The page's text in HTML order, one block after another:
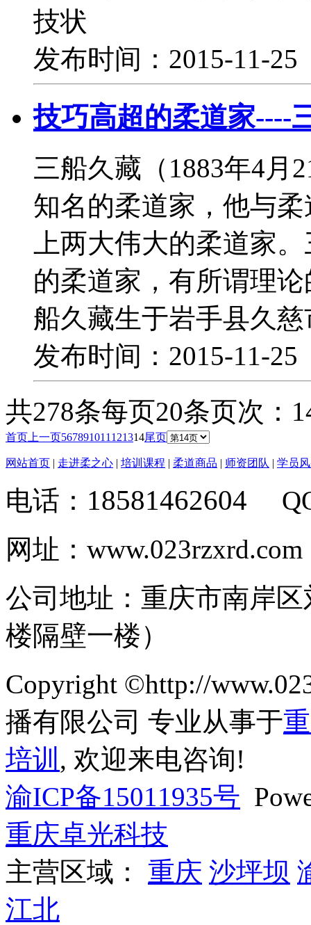
技状
发布时间：2015-11-
技巧高超的柔道家----
三船久藏（1883年4月
知名的柔道家，他与
上两大伟大的柔道家
的柔道家，有所谓理
船久藏生于岩手县久
发布时间：2015-11-
共278条每页20条页次：
首页 上一页567891011 121314尾页
网站首页 | 走进柔之心 | 培训课程 | 柔道商品 | 师资团队 | 学员
电话： 18581462604
网址：www.023rzxrd.com
公司地址：重庆市南岸
楼隔壁一楼）
Copyright ©http://
播有限公司 专业从事于
培训 , 欢迎来电咨询!
渝ICP备15011935号
重庆卓光科技
主营区域： 重庆 沙坪坝
江北